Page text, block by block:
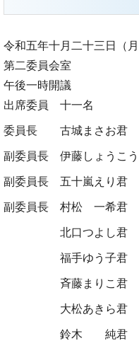
令和五年十月二十三日（月
第二委員会室
午後一時開議
出席委員 十一名
委員長 古城まさお君
副委員長 伊藤しょうこ
副委員長 五十嵐えり君
副委員長 村松 一希君
北口つよし君
福手ゆう子君
斉藤まりこ君
大松あきら君
鈴木 純君